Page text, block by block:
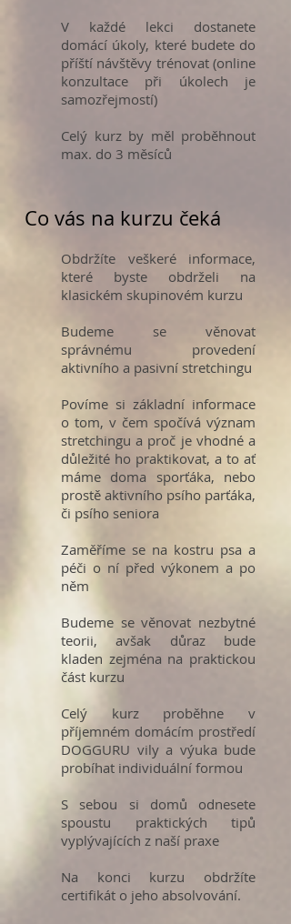
V každé lekci dostanete
domácí úkoly, které budete do
příští návštěvy trénovat (online
konzultace při úkolech je
samozřejmostí)
Celý kurz by měl proběhnout
max. do 3 měsíců
Co vás na kurzu čeká
Obdržíte veškeré informace,
které byste obdrželi na
klasickém skupinovém kurzu
Budeme se věnovat
správnému provedení
aktivního a pasivní stretchingu
Povíme si základní informace
o tom, v čem spočívá význam
stretchingu a proč je vhodné a
důležité ho praktikovat, a to ať
máme doma sporťáka, nebo
prostě aktivního psího parťáka,
či psího seniora
Zaměříme se na kostru psa a
péči o ní před výkonem a po
něm
Budeme se věnovat nezbytné
teorii, avšak důraz bude
kladen zejména na praktickou
část kurzu
Celý kurz proběhne v
příjemném domácím prostředí
DOGGURU vily a výuka bude
probíhat individuální formou
S sebou si domů odnesete
spoustu praktických tipů
vyplývajících z naší praxe
Na konci kurzu obdržíte
certifikát o jeho absolvování.